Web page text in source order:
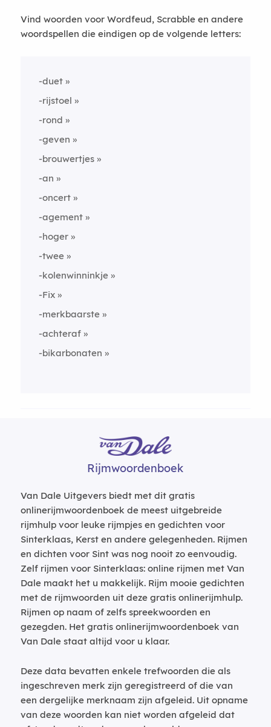
Vind woorden voor Wordfeud, Scrabble en andere
woordspellen die eindigen op de volgende letters:
-duet
-rijstoel
-rond
-geven
-brouwertjes
-an
-oncert
-agement
-hoger
-twee
-kolenwinninkje
-Fix
-merkbaarste
-achteraf
-bikarbonaten
Rijmwoordenboek
Van Dale Uitgevers biedt met dit gratis
onlinerijmwoordenboek de meest uitgebreide
rijmhulp voor leuke rijmpjes en gedichten voor
Sinterklaas, Kerst en andere gelegenheden. Rijmen
en dichten voor Sint was nog nooit zo eenvoudig.
Zelf rijmen voor Sinterklaas: online rijmen met Van
Dale maakt het u makkelijk. Rijm mooie gedichten
met de rijmwoorden uit deze gratis onlinerijmhulp.
Rijmen op naam of zelfs spreekwoorden en
gezegden. Het gratis onlinerijmwoordenboek van
Van Dale staat altijd voor u klaar.
Deze data bevatten enkele trefwoorden die als
ingeschreven merk zijn geregistreerd of die van
een dergelijke merknaam zijn afgeleid. Uit opname
van deze woorden kan niet worden afgeleid dat